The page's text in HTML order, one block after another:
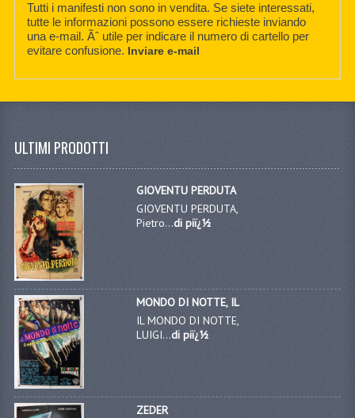
Tutti i manifesti non sono in vendita. Se siete interessati,
tutte le informazioni possono essere richieste inviando
una e-mail. Ãˆ utile per indicare il numero di cartello per
evitare confusione. Inviare e-mail
ULTIMI PRODOTTI
GIOVENTU PERDUTA
GIOVENTU PERDUTA,
Pietro...di piï¿½
MONDO DI NOTTE, IL
IL MONDO DI NOTTE,
LUIGI...di piï¿½
ZEDER